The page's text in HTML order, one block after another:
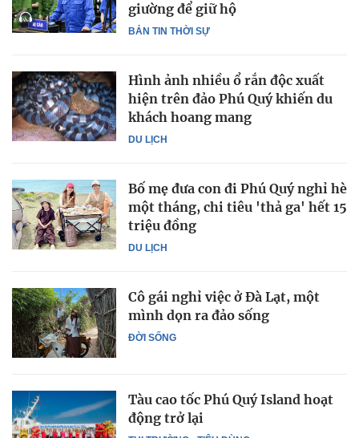
BẢN TIN THỜI SỰ
giường để giữ hộ
DU LỊCH
Hình ảnh nhiều ổ rắn độc xuất
hiện trên đảo Phú Quý khiến du
khách hoang mang
DU LỊCH
Bố mẹ đưa con đi Phú Quý nghỉ hè
một tháng, chi tiêu 'thả ga' hết 15
triệu đồng
ĐỜI SỐNG
Cô gái nghỉ việc ở Đà Lạt, một
mình dọn ra đảo sống
Tàu cao tốc Phú Quý Island hoạt
động trở lại